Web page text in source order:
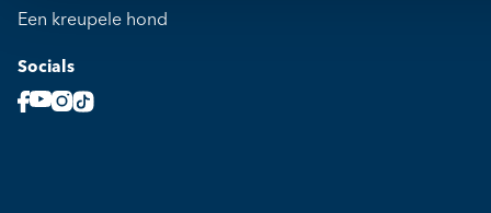
Een kreupele hond
Socials